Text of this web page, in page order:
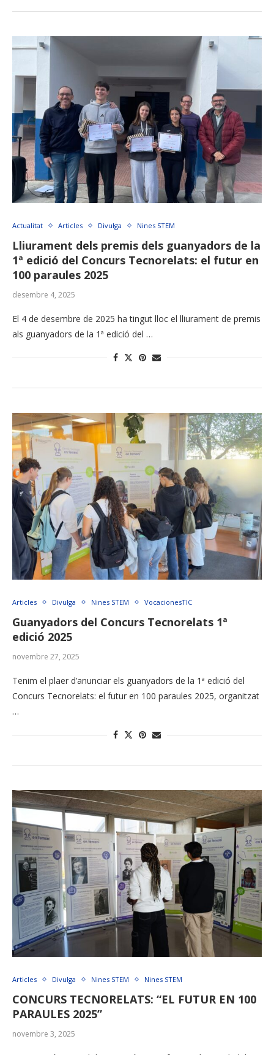
Actualitat Articles Divulga Nines STEM
Lliurament dels premis dels guanyadors de la
1ª edició del Concurs Tecnorelats: el futur en
100 paraules 2025
desembre 4, 2025
El 4 de desembre de 2025 ha tingut lloc el lliurament de premis
als guanyadors de la 1ª edició del …
Articles Divulga Nines STEM VocacionesTIC
Guanyadors del Concurs Tecnorelats 1ª
edició 2025
novembre 27, 2025
Tenim el plaer d’anunciar els guanyadors de la 1ª edició del
Concurs Tecnorelats: el futur en 100 paraules 2025, organitzat
…
Articles Divulga Nines STEM Nines STEM
CONCURS TECNORELATS: “EL FUTUR EN 100
PARAULES 2025”
novembre 3, 2025